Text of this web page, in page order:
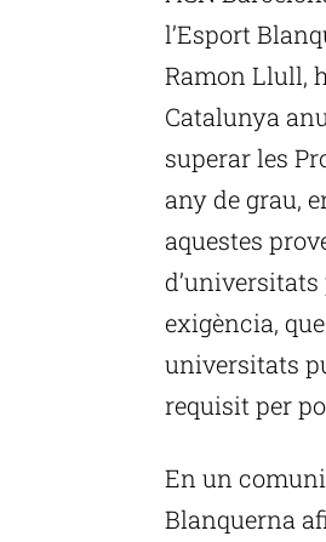
l’Esport
Ramon Llull,
Catalunya
superar les
any de grau,
aquestes
exigència,
universitats
requisit per
En un
Blanquerna